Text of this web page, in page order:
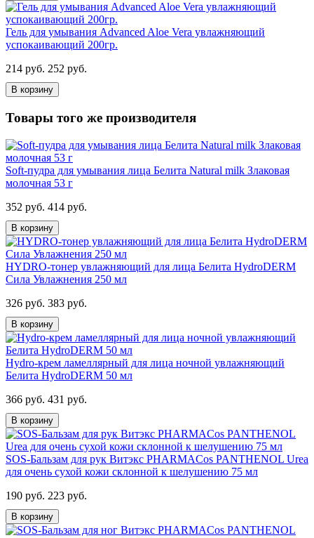
Гель для умывания Advanced Aloe Vera увлажняющий
успокаивающий 200гр.
214 руб. 252 руб.
В корзину
Товары того же производителя
Soft-пудра для умывания лица Белита Natural milk Злаковая
молочная 53 г
352 руб. 414 руб.
В корзину
HYDRO-тонер увлажняющий для лица Белита HydroDERM
Сила Увлажнения 250 мл
326 руб. 383 руб.
В корзину
Hydro-крем ламеллярный для лица ночной увлажняющий
Белита HydroDERM 50 мл
366 руб. 431 руб.
В корзину
SOS-Бальзам для рук Витэкс PHARMACos PANTHENOL Urea
для очень сухой кожи склонной к шелушению 75 мл
190 руб. 223 руб.
В корзину